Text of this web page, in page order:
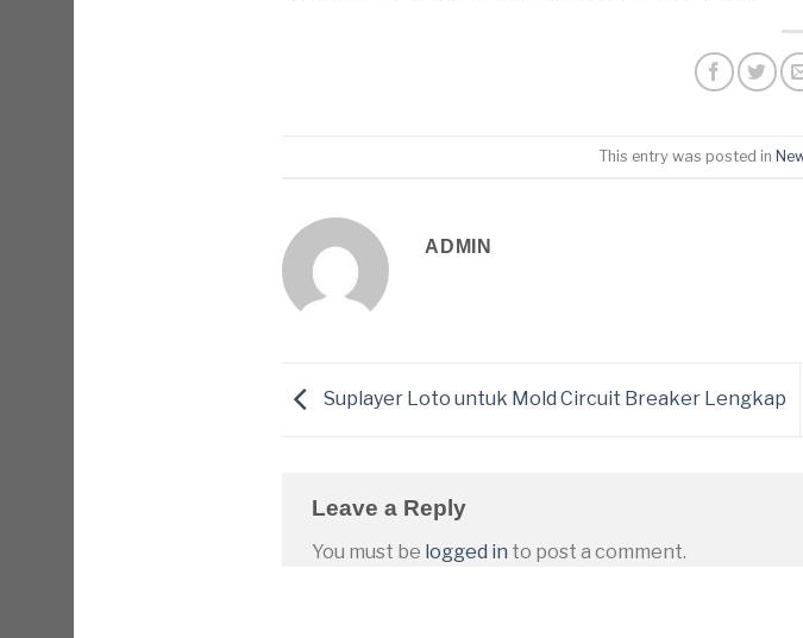
This entry was posted in
ADMIN
Suplayer Loto untuk Mold Circuit Breaker Lengkap
Leave a Reply
You must be logged in to post a comment.